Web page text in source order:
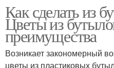
Как сделать из
Цветы из
преимущества
Возникает закономерный
цветы из пластиковых